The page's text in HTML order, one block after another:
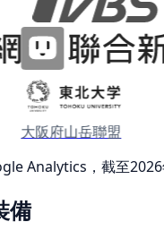
大阪府山岳聯盟
Analytics，截至2026
備